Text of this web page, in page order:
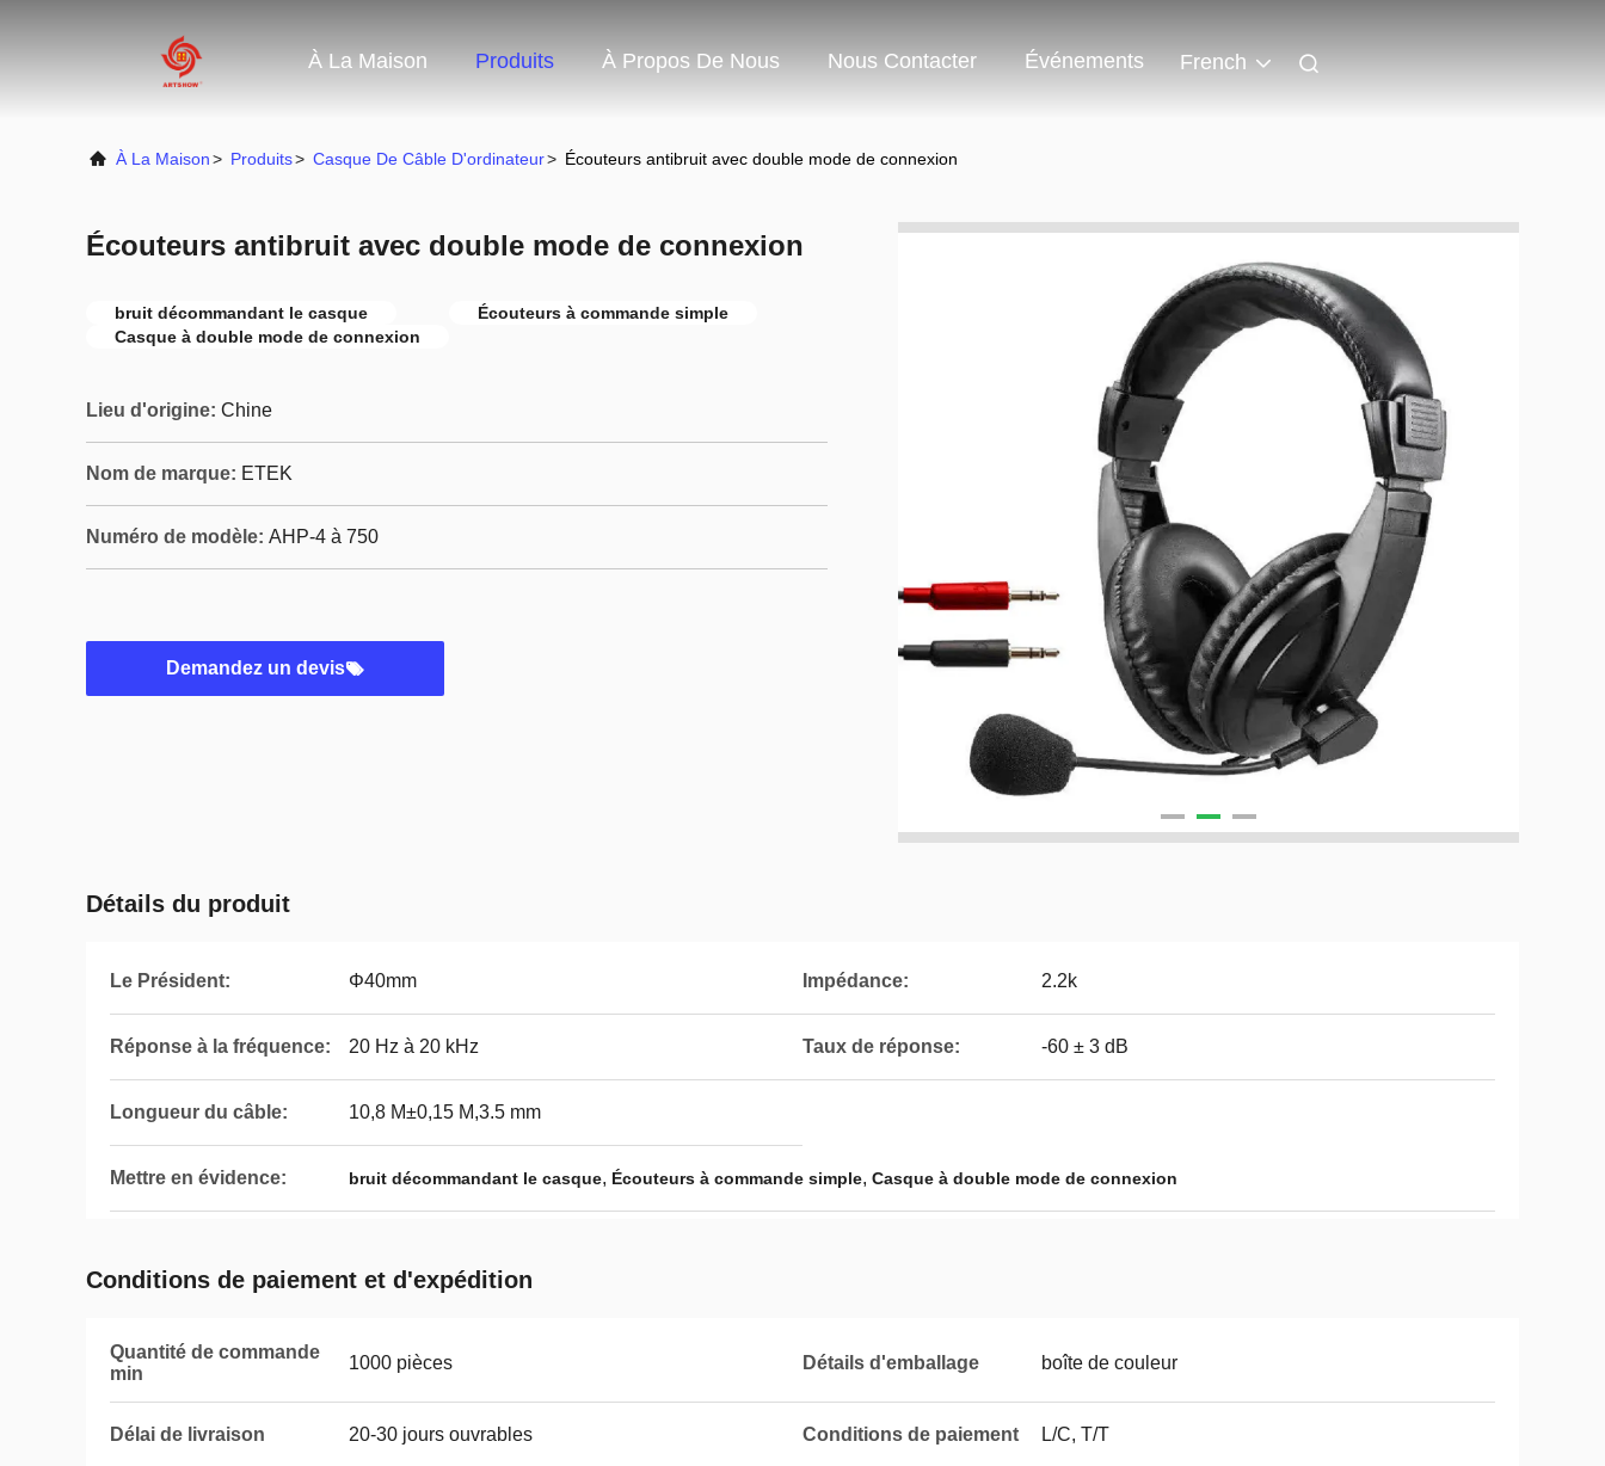
À La Maison Produits À Propos De Nous Nous Contacter Événements French
À La Maison> Produits> Casque De Câble D'ordinateur> Écouteurs antibruit avec double mode de connexion
Écouteurs antibruit avec double mode de connexion
bruit décommandant le casque
Écouteurs à commande simple
Casque à double mode de connexion
Lieu d'origine: Chine
Nom de marque: ETEK
Numéro de modèle: AHP-4 à 750
Demandez un devis
Détails du produit
Le Président: Φ40mm Impédance: 2.2k
Réponse à la fréquence: 20 Hz à 20 kHz Taux de réponse: -60 ± 3 dB
Longueur du câble: 10,8 M±0,15 M,3.5 mm
Mettre en évidence: bruit décommandant le casque, Écouteurs à commande simple, Casque à double mode de connexion
Conditions de paiement et d'expédition
Quantité de commande
min
1000 pièces Détails d'emballage boîte de couleur
Délai de livraison 20-30 jours ouvrables Conditions de paiement L/C, T/T